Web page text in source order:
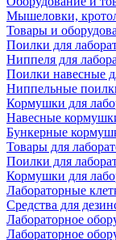
Мышеловки,
Товары и
Поилки для
Ниппеля для
Поилки навесные
Ниппельные
Кормушки для
Навесные
Бункерные
Товары для
Поилки для
Кормушки для
Лабораторные
Средства для
Лабораторное
Лабораторное